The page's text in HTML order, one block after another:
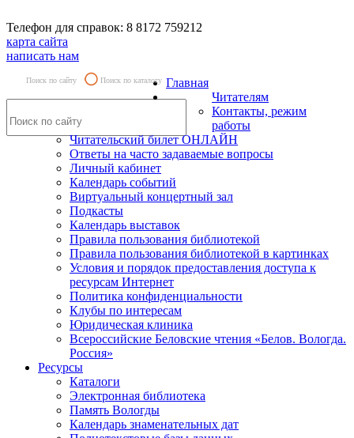
Телефон для справок: 8 8172 759212
карта сайта
написать нам
Поиск по сайту Поиск по каталогу Главная
Читателям
Контакты, режим
работы
Читательский билет ОНЛАЙН
Ответы на часто задаваемые вопросы
Личный кабинет
Календарь событий
Виртуальный концертный зал
Подкасты
Календарь выставок
Правила пользования библиотекой
Правила пользования библиотекой в картинках
Условия и порядок предоставления доступа к
ресурсам Интернет
Политика конфиденциальности
Клубы по интересам
Юридическая клиника
Всероссийские Беловские чтения «Белов. Вологда.
Россия»
Ресурсы
Каталоги
Электронная библиотека
Память Вологды
Календарь знаменательных дат